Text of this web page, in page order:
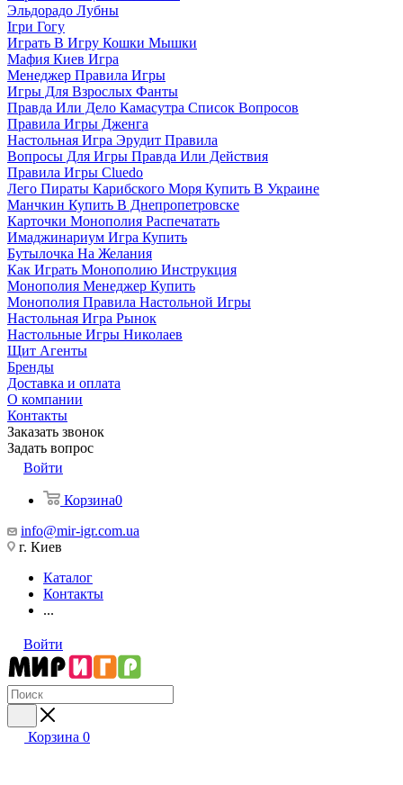
Эльдорадо Лубны
Ігри Гогу
Играть В Игру Кошки Мышки
Мафия Киев Игра
Менеджер Правила Игры
Игры Для Взрослых Фанты
Правда Или Дело Камасутра Список Вопросов
Правила Игры Дженга
Настольная Игра Эрудит Правила
Вопросы Для Игры Правда Или Действия
Правила Игры Cluedo
Лего Пираты Карибского Моря Купить В Украине
Манчкин Купить В Днепропетровске
Карточки Монополия Распечатать
Имаджинариум Игра Купить
Бутылочка На Желания
Как Играть Монополию Инструкция
Монополия Менеджер Купить
Монополия Правила Настольной Игры
Настольная Игра Рынок
Настольные Игры Николаев
Щит Агенты
Бренды
Доставка и оплата
О компании
Контакты
Заказать звонок
Задать вопрос
Войти
Корзина0
info@mir-igr.com.ua
г. Киев
Каталог
Контакты
...
Войти
Корзина 0